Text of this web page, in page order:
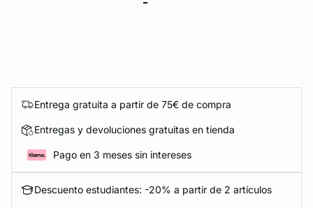
Entrega gratuita a partir de 75€ de compra
Entregas y devoluciones gratuitas en tienda
Pago en 3 meses sin intereses
Descuento estudiantes: -20% a partir de 2 artículos